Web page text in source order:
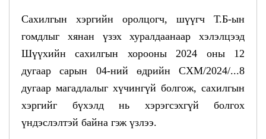
Сахилгын хэргийн оролцогч, шүүгч Т.Б-ын
гомдлыг
хянан үзэх хуралдаанаар хэлэлцээд
Шүүхийн сахилгын хорооны 2024 оны 12
дугаар сарын 04-ний өдрийн СХМ/2024/...8
дугаар магадлалыг хүчингүй болгож, сахилгын
хэргийг бүхэлд нь хэрэгсэхгүй болгох
үндэслэлтэй байна гэж үзлээ.